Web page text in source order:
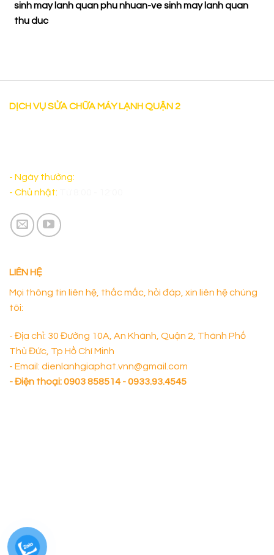
sinh may lanh quan phu nhuan-ve sinh may lanh quan
thu duc
DỊCH VỤ SỬA CHỮA MÁY LẠNH QUẬN 2
- Ngày thường:
- Chủ nhật:
LIÊN HỆ
Mọi thông tin liên hệ, thắc mắc, hỏi đáp, xin liên hệ chúng
tôi:
- Địa chỉ: 30 Đường 10A, An Khánh, Quận 2, Thành Phố
Thủ Đức, Tp Hồ Chí Minh
- Email: dienlanhgiaphat.vnn@gmail.com
- Điện thoại:0903 858514 - 0933.93.4545